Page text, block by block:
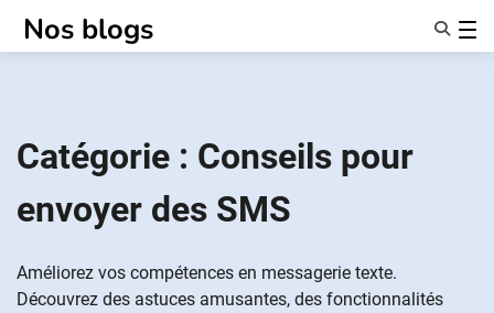
Nos blogs
NotifierPartenaires
Catégorie : Conseils pour
envoyer des SMS
Améliorez vos compétences en messagerie texte.
Découvrez des astuces amusantes, des fonctionnalités